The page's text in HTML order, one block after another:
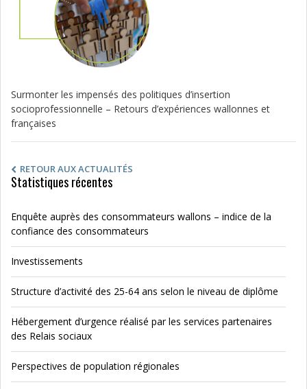
Surmonter les impensés des politiques d’insertion
socioprofessionnelle – Retours d’expériences wallonnes et
françaises
RETOUR AUX ACTUALITÉS
Statistiques récentes
Enquête auprès des consommateurs wallons – indice de la
confiance des consommateurs
Investissements
Structure d’activité des 25-64 ans selon le niveau de diplôme
Hébergement d’urgence réalisé par les services partenaires
des Relais sociaux
Perspectives de population régionales